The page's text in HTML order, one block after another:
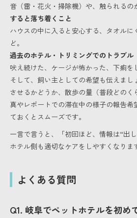
音（雷・花火・掃除機）や、触られるの
すると落ち着くこと
ハウスの中に入ると安心する、タオルに
ど。
過去のホテル・トリミングでのトラブル
吠え続けた、ケージが怖かった、下痢を
そして、飼い主としての希望も伝えまし
させるかどうか、散歩の量（普段どの
真やレポートでの滞在中の様子の報告希
ておくとスムーズです。
一言で言うと、「初回ほど、情報は“出
ホテル側も適切なケアをしやすくなりま
よくある質問
Q1. 岐阜でペットホテルを初め